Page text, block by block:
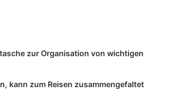
zur Organisation von wichtigen
kann zum Reisen zusammengefaltet